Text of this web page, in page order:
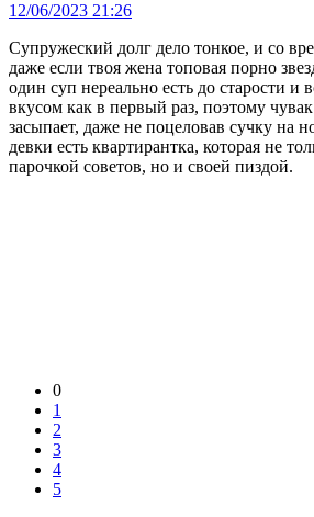
12/06/2023 21:26
Супружеский долг дело тонкое, и со
даже если твоя жена топовая порно
один суп нереально есть до старости и
вкусом как в первый раз, поэтому
засыпает, даже не поцеловав сучку на
девки есть квартирантка, которая не
парочкой советов, но и своей пиздой.
0
1
2
3
4
5